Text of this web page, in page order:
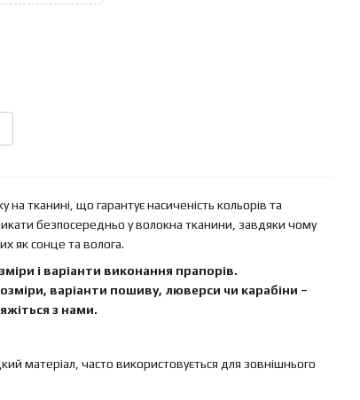
тканині, що гарантує насиченість кольорів та
безпосередньо у волокна тканини, завдяки чому
як сонце та волога.
і варіанти виконання прапорів.
варіанти пошиву, люверси чи карабіни –
з нами.
матеріал, часто використовується для зовнішнього